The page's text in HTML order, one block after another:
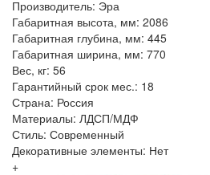
Производитель: Эра
Габаритная высота, мм: 2086
Габаритная глубина, мм: 445
Габаритная ширина, мм: 770
Вес, кг: 56
Гарантийный срок мес.: 18
Страна: Россия
Материалы: ЛДСП/МДФ
Стиль: Современный
Декоративные элементы: Нет
+